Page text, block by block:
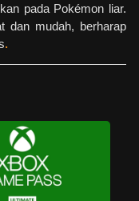
pada Pokémon liar.
dan mudah, berharap
.